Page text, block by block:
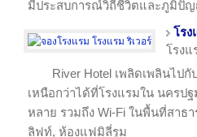
มีประสบการณ์วิถีชีวิตและภูมิปั
โรง
โรง
River Hotel เพลิดเพลินไป
เหนือกว่าได้ที่โรงแรมใน นครป
หลาย รวมถึง Wi-Fi ในพื้นที่สาธ
ลิฟท์, ห้องแฟมิลี่รูม